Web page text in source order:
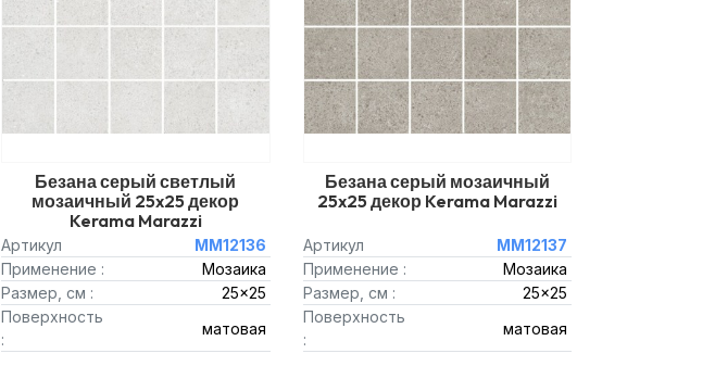
Безана серый светлый
мозаичный 25x25 декор
Kerama Marazzi
Артикул
MM12136
Применение :
Мозаика
Размер, см :
25x25
Поверхность
:
матовая
Безана серый мозаичный
25x25 декор Kerama Marazzi
Артикул
MM12137
Применение :
Мозаика
Размер, см :
25x25
Поверхность
:
матовая